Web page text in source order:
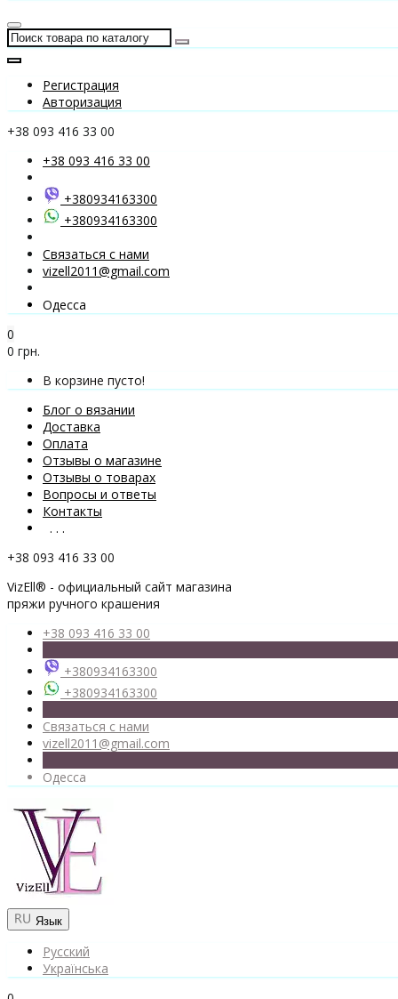
Регистрация
Авторизация
+38 093 416 33 00
+38 093 416 33 00
+380934163300
+380934163300
Связаться с нами
vizell2011@gmail.com
Одесса
0
0 грн.
В корзине пусто!
Блог о вязании
Доставка
Оплата
Отзывы о магазине
Отзывы о товарах
Вопросы и ответы
Контакты
. . .
+38 093 416 33 00
VizEll® - официальный сайт магазина
пряжи ручного крашения
+38 093 416 33 00
+380934163300
+380934163300
Связаться с нами
vizell2011@gmail.com
Одесса
Язык
Русский
Українська